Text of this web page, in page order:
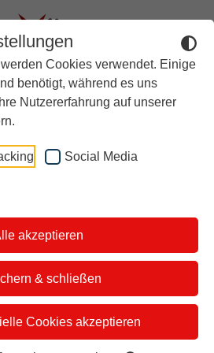
Cookies verwendet. Einige
benötigt, während es uns
Nutzererfahrung auf unserer
Social Media
akzeptieren
& schließen
Cookies akzeptieren
LIVE
ist
das
Magazin
im Jahr.
TV